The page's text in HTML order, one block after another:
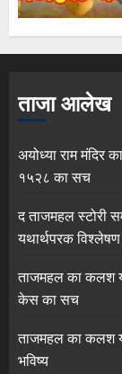
ताजा आलेख
अयोध्या राम मंदिर
१५२८ का सच
द ताजमहल स्टोरी
यथार्थपरक विश्लेषण
ताजमहल का कलश
केस का सच
ताजमहल का कलश
भविष्य